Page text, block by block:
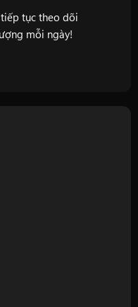
tục theo dõi
mỗi ngày!